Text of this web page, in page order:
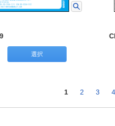
選択
1 2 3 4